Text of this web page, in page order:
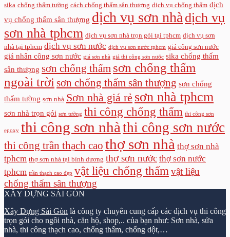
sika chống thấm tường cách chống thấm sân thượng dịch vụ chống thấm dịch
vụ chống thấm sân thượng dịch vụ sơn nhà dịch vụ
sơn nhà tphcm dịch vụ sơn nhà trọn gói tại tphcm dịch vụ sơn
nhà tại tphcm dịch vụ sơn nước dịch vụ sơn nước tphcm giá công sơn nước
giá nhân công sơn nước giá sơn nhà giá thi công sơn nước sika chống thấm
sân thượng sơn chống thấm sơn chống thấm
ngoài trời sơn chống thấm sân thượng sơn chống
thấm tường sơn nhà Sơn nhà giá rẻ sơn nhà tphcm
sơn nhà trọn gói sơn tường thi công chống thấm thi công sơn
epoxy thi công sơn nhà thi công sơn nước
thi công trần thạch cao thợ sơn nhà thợ sơn nhà
tphcm thợ sơn nhà tại bình dương thợ sơn nước thợ sơn nước
tphcm trần thạch cao đẹp vật liệu chống thấm vật liệu
chống thấm sân thượng
XÂY DỰNG SÀI GÒN
Xây Dựng Sài Gòn là công ty chuyên cung cấp các dịch vụ thi công
trọn gói cho ngôi nhà, căn hộ, shop,.. của bạn như: Sơn nhà, sửa
nhà, thi công thạch cao, chống thấm, chống dột,…